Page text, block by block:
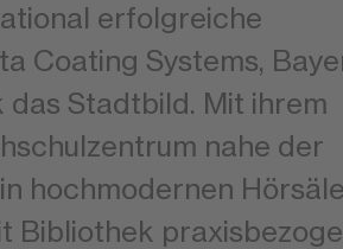
erfolgreiche
Coating Systems,
Stadtbild. Mit ihrem
nahe der
hochmodernen
Bibliothek